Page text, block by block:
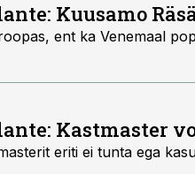
Kuusamo
ent ka Venemaal
Kastmaster
eriti ei tunta ega